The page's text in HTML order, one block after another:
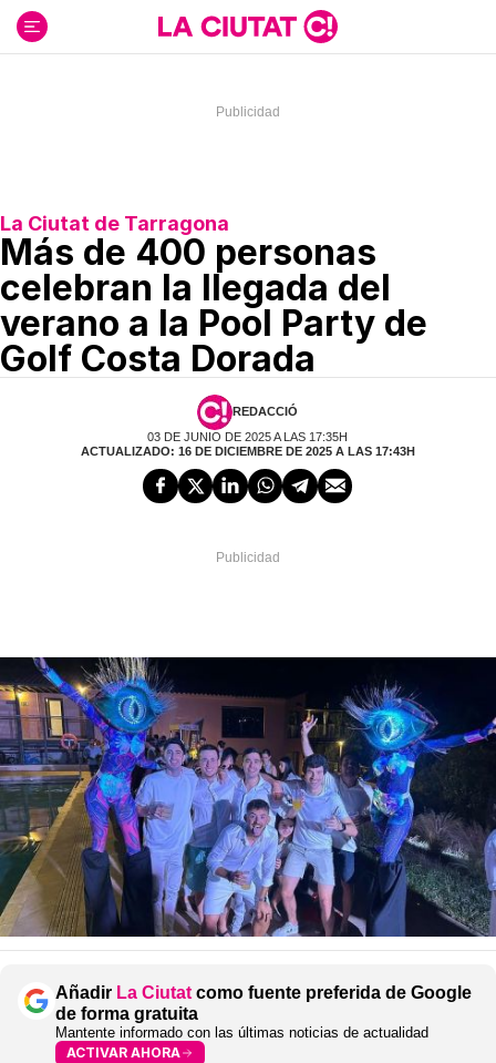
contenido
La Ciutat de Tarragona
Más de 400 personas
celebran la llegada del
verano a la Pool Party de
Golf Costa Dorada
REDACCIÓ
03 DE JUNIO DE 2025 A LAS 17:35H
ACTUALIZADO: 16 DE DICIEMBRE DE 2025 A LAS 17:43H
Añadir La Ciutat como fuente preferida de Google
de forma gratuita
Mantente informado con las últimas noticias de actualidad
ACTIVAR AHORA